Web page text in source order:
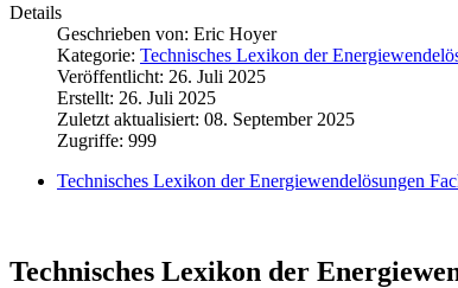
Details
Geschrieben von: Eric Hoyer
Kategorie: Technisches Lexikon der
Veröffentlicht: 26. Juli 2025
Erstellt: 26. Juli 2025
Zuletzt aktualisiert: 08. September 2025
Zugriffe: 999
Technisches Lexikon der Energiewendelösungen
Technisches Lexikon der